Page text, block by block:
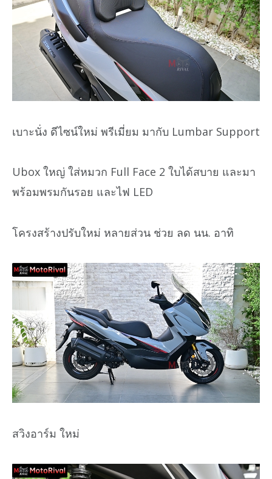
เบาะนั่ง ดีไซน์ใหม่ พรีเมี่ยม มากับ Lumbar Support
Ubox ใหญ่ ใส่หมวก Full Face 2 ใบได้สบาย และมา
พร้อมพรมกันรอย และไฟ LED
โครงสร้างปรับใหม่ หลายส่วน ช่วย ลด นน. อาทิ
สวิงอาร์ม ใหม่